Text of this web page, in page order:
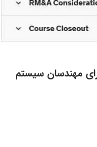
مهندسان سیستم